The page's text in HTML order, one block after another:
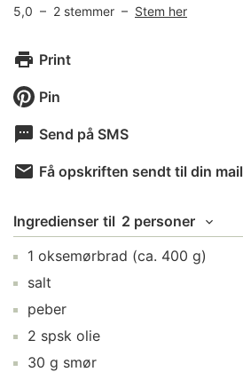
5,0 – 2 stemmer – Stem her
Print
Pin
Send på SMS
Få opskriften sendt til din mail
Ingredienser til 2 personer
1 oksemørbrad (ca. 400 g)
salt
peber
2 spsk olie
30 g smør